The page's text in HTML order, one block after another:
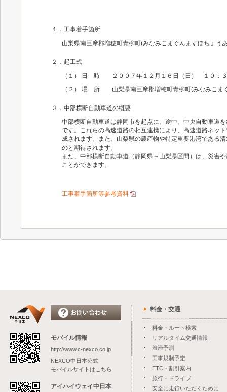
１．工事着手箇所
山梨県南巨摩郡増穂町青柳町(みなみこまぐんますほちょう
２．起工式
（１） 日 時 ２００７年１２月１６日（日） １０：３
（２） 場 所 山梨県南巨摩郡増穂町青柳町(みなみこま
３．中部横断自動車道の概要
中部横断自動車道は静岡市を起点に、途中、中央自動車道
です。これらの高速道路の相互連携により、高速道路ネッ
成されます。また、山梨県の農産物や特定重要港湾である
のと期待されます。
また、中部横断自動車道（静岡県～山梨県区間）は、災害
ことができます。
工事着手箇所等参考資料
モバイル情報
http://www.c-nexco.co.jp
NEXCO中日本公式
モバイルサイトはこちら
アイハイウェイ中日本
料金・交通
料金・ルート検索
リアルタイム交通情報
渋滞予測
工事規制予定
ETC・割引案内
旅行・ドライブ
安全に走行いただくために